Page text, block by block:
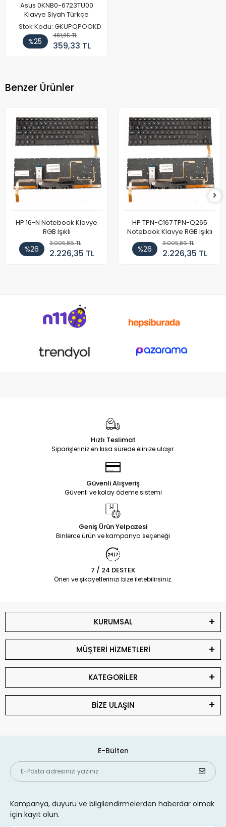
Asus 0KNB0-6723TU00
Klavye Siyah Türkçe
Stok Kodu: GKUPQPOOKD
%25
481,85 TL
359,33 TL
Benzer Ürünler
HP 16-N Notebook Klavye
RGB Işıklı
%26
3.005,86 TL
2.226,35 TL
HP TPN-C167 TPN-Q265
Notebook Klavye RGB Işıklı
%26
3.005,86 TL
2.226,35 TL
Hızlı Teslimat
Siparişleriniz en kısa sürede elinize ulaşır.
Güvenli Alışveriş
Güvenli ve kolay ödeme sistemi
Geniş Ürün Yelpazesi
Binlerce ürün ve kampanya seçeneği
7 / 24 DESTEK
Öneri ve şikayetlerinizi bize iletebilirsiniz.
KURUMSAL
MÜŞTERİ HİZMETLERİ
KATEGORİLER
BİZE ULAŞIN
E-Bülten
Kampanya, duyuru ve bilgilendirmelerden haberdar olmak
için kayıt olun.